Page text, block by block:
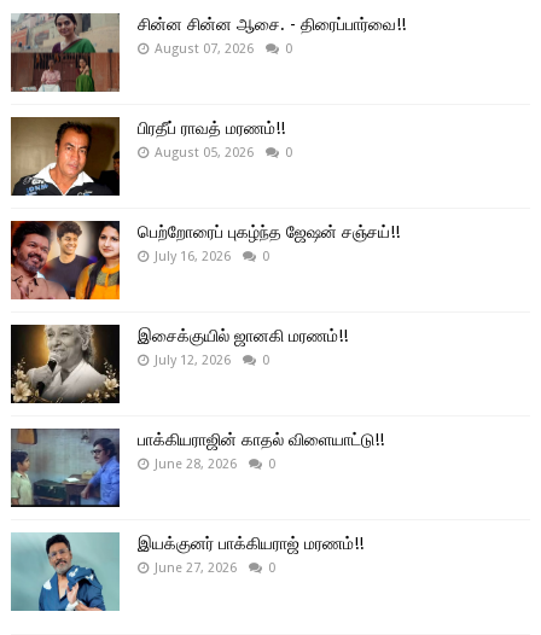
சின்ன சின்ன ஆசை. - திரைப்பார்வை!!
August 07, 2026 0
பிரதீப் ராவத் மரணம்!!
August 05, 2026 0
பெற்றோரைப் புகழ்ந்த ஜேஷன் சஞ்சய்!!
July 16, 2026 0
இசைக்குயில் ஜானகி மரணம்!!
July 12, 2026 0
பாக்கியராஜின் காதல் விளையாட்டு!!
June 28, 2026 0
இயக்குனர் பாக்கியராஜ் மரணம்!!
June 27, 2026 0